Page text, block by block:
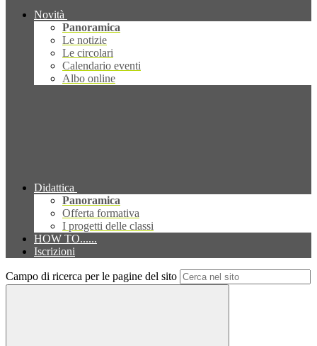
Novità
Panoramica
Le notizie
Le circolari
Calendario eventi
Albo online
Didattica
Panoramica
Offerta formativa
I progetti delle classi
HOW TO......
Iscrizioni
Campo di ricerca per le pagine del sito